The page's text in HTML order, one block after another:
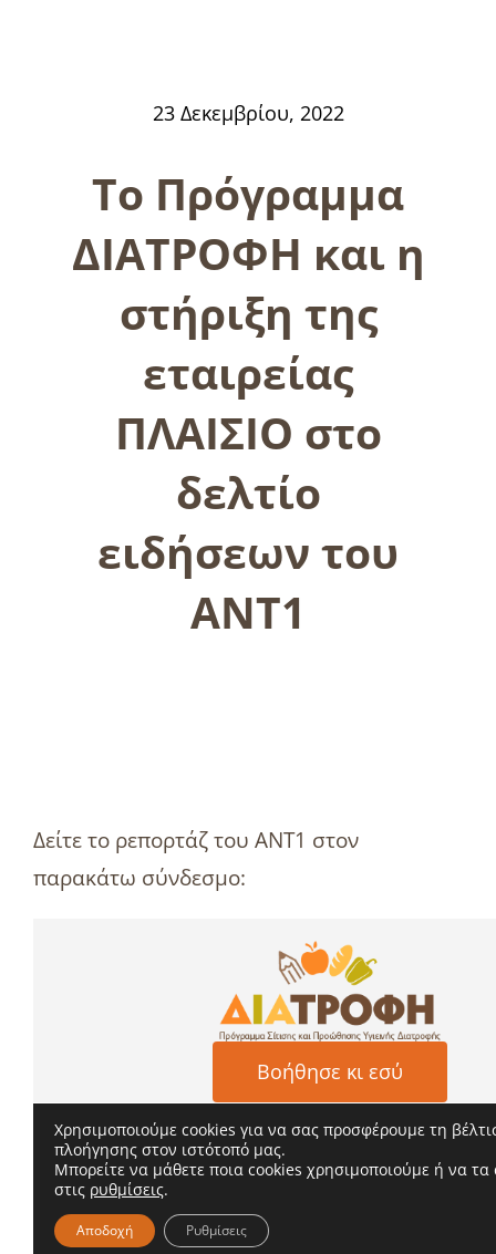
23 Δεκεμβρίου, 2022
Το Πρόγραμμα
ΔΙΑΤΡΟΦΗ και η
στήριξη της
εταιρείας
ΠΛΑΙΣΙΟ στο
δελτίο
ειδήσεων του
ΑΝΤ1
Δείτε το ρεπορτάζ του ΑΝΤ1 στον
παρακάτω σύνδεσμο: